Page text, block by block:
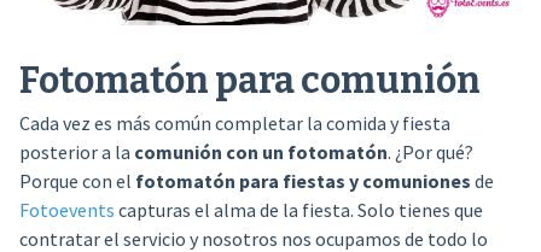
Fotomatón para comunión
Cada vez es más común completar la comida y fiesta
posterior a la comunión con un fotomatón. ¿Por qué?
Porque con el fotomatón para fiestas y comuniones de
Fotoevents capturas el alma de la fiesta. Solo tienes que
contratar el servicio y nosotros nos ocupamos de todo lo